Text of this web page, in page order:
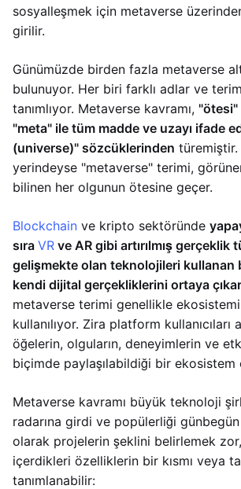
sosyalleşmek için metaverse
girilir.
Günümüzde birden fazla metaverse
bulunuyor. Her biri farklı adlar ve
tanımlıyor. Metaverse kavramı, "ötesi"
"meta" ile tüm madde ve uzayı ifade
(universe)" sözcüklerinden türemiştir.
yerindeyse "metaverse" terimi,
bilinen her olgunun ötesine geçer.
Blockchain ve kripto sektöründe
sıra VR ve AR gibi artırılmış gerçeklik
gelişmekte olan teknolojileri kullanan
kendi dijital gerçekliklerini ortaya
metaverse terimi genellikle
kullanılıyor. Zira platform kullanıcıları
öğelerin, olguların, deneyimlerin ve
biçimde paylaşılabildiği bir ekosistem
Metaverse kavramı büyük teknoloji
radarına girdi ve popülerliği günbegün
olarak projelerin şeklini belirlemek
içerdikleri özelliklerin bir kısmı veya
tanımlanabilir: